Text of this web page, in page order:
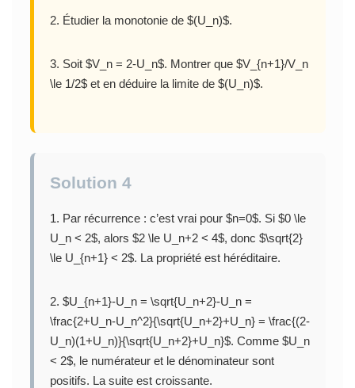
2. Étudier la monotonie de $(U_n)$.
3. Soit $V_n = 2-U_n$. Montrer que $V_{n+1}/V_n
\le 1/2$ et en déduire la limite de $(U_n)$.
Solution 4
1. Par récurrence : c’est vrai pour $n=0$. Si $0 \le
U_n < 2$, alors $2 \le U_n+2 < 4$, donc $\sqrt{2}
\le U_{n+1} < 2$. La propriété est héréditaire.
2. $U_{n+1}-U_n = \sqrt{U_n+2}-U_n =
\frac{2+U_n-U_n^2}{\sqrt{U_n+2}+U_n} = \frac{(2-
U_n)(1+U_n)}{\sqrt{U_n+2}+U_n}$. Comme $U_n
< 2$, le numérateur et le dénominateur sont
positifs. La suite est croissante.